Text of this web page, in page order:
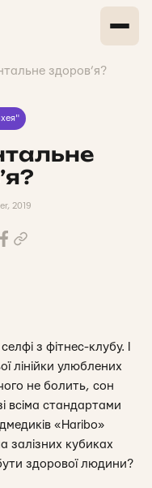
здоров’я?
2019
з фітнес-клубу. І
лінійки улюблених
не болить, сон
всіма стандартами
«Haribo»
залізних кубиках
здорової людини?